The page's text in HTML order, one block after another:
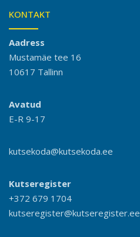
KONTAKT
Aadress
Mustamäe tee 16
10617 Tallinn
Avatud
E-R 9-17
kutsekoda@kutsekoda.ee
Kutseregister
+372 679 1704
kutseregister@kutseregister.ee